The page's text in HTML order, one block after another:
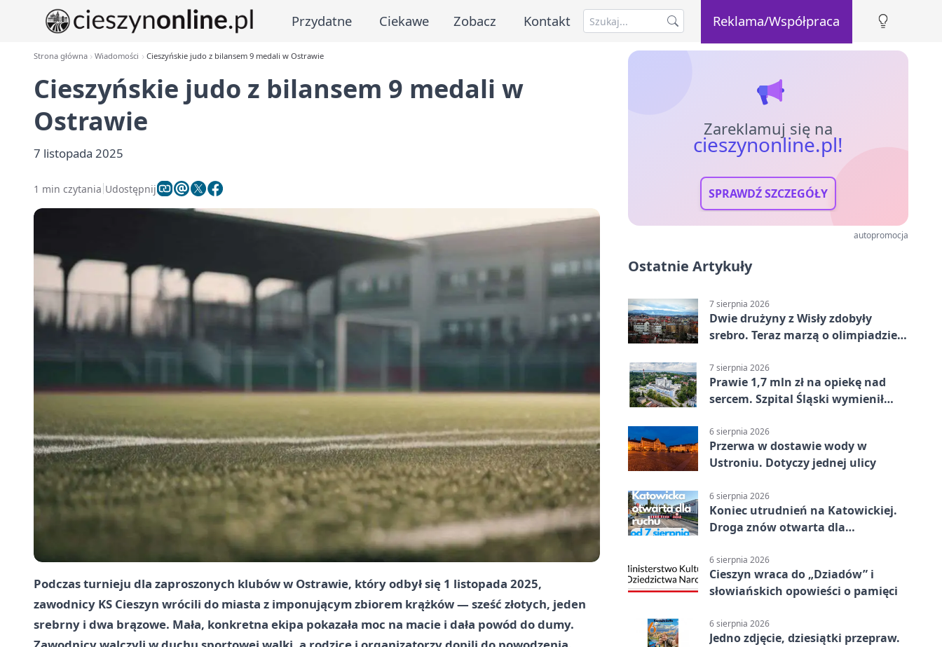
Przydatne Ciekawe Zobacz Kontakt Reklama/Współpraca
Strona główna Wiadomości Cieszyńskie judo z bilansem 9 medali w Ostrawie
Cieszyńskie judo z bilansem 9 medali w
Ostrawie
7 listopada 2025
1 min czytania Udostępnij
Podczas turnieju dla zaproszonych klubów w Ostrawie, który odbył się 1 listopada 2025,
zawodnicy KS Cieszyn wrócili do miasta z imponującym zbiorem krążków — sześć złotych, jeden
srebrny i dwa brązowe. Mała, konkretna ekipa pokazała moc na macie i dała powód do dumy.
Zareklamuj się na
cieszynonline.pl!
SPRAWDŹ SZCZEGÓŁY
autopromocja
Ostatnie Artykuły
7 sierpnia 2026
Dwie drużyny z Wisły zdobyły
srebro. Teraz marzą o olimpiadzie
7 sierpnia 2026
Prawie 1,7 mln zł na opiekę nad
sercem. Szpital Śląski wymienił
6 sierpnia 2026
Przerwa w dostawie wody w
Ustroniu. Dotyczy jednej ulicy
6 sierpnia 2026
Koniec utrudnień na Katowickiej.
Droga znów otwarta dla
6 sierpnia 2026
Cieszyn wraca do „Dziadów” i
słowiańskich opowieści o pamięci
6 sierpnia 2026
Jedno zdjęcie, dziesiątki przepraw.